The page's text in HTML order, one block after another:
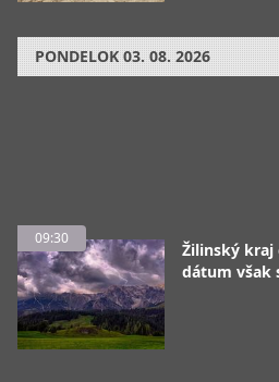
PONDELOK 03. 08. 2026
09:30
Žilinský kraj
dátum však